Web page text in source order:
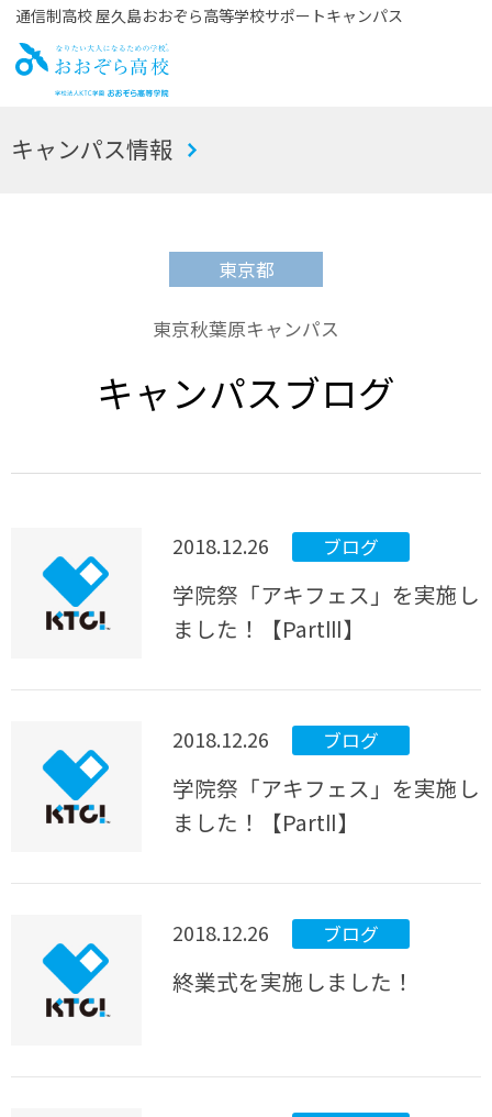
通信制高校 屋久島おおぞら高等学校サポートキャンパス
お
キャンパス情報
東京都
東京秋葉原キャンパス
キャンパスブログ
2018.12.26 ブログ
学院祭「アキフェス」を実施し
ました！【PartⅢ】
2018.12.26 ブログ
学院祭「アキフェス」を実施し
ました！【PartⅡ】
2018.12.26 ブログ
終業式を実施しました！